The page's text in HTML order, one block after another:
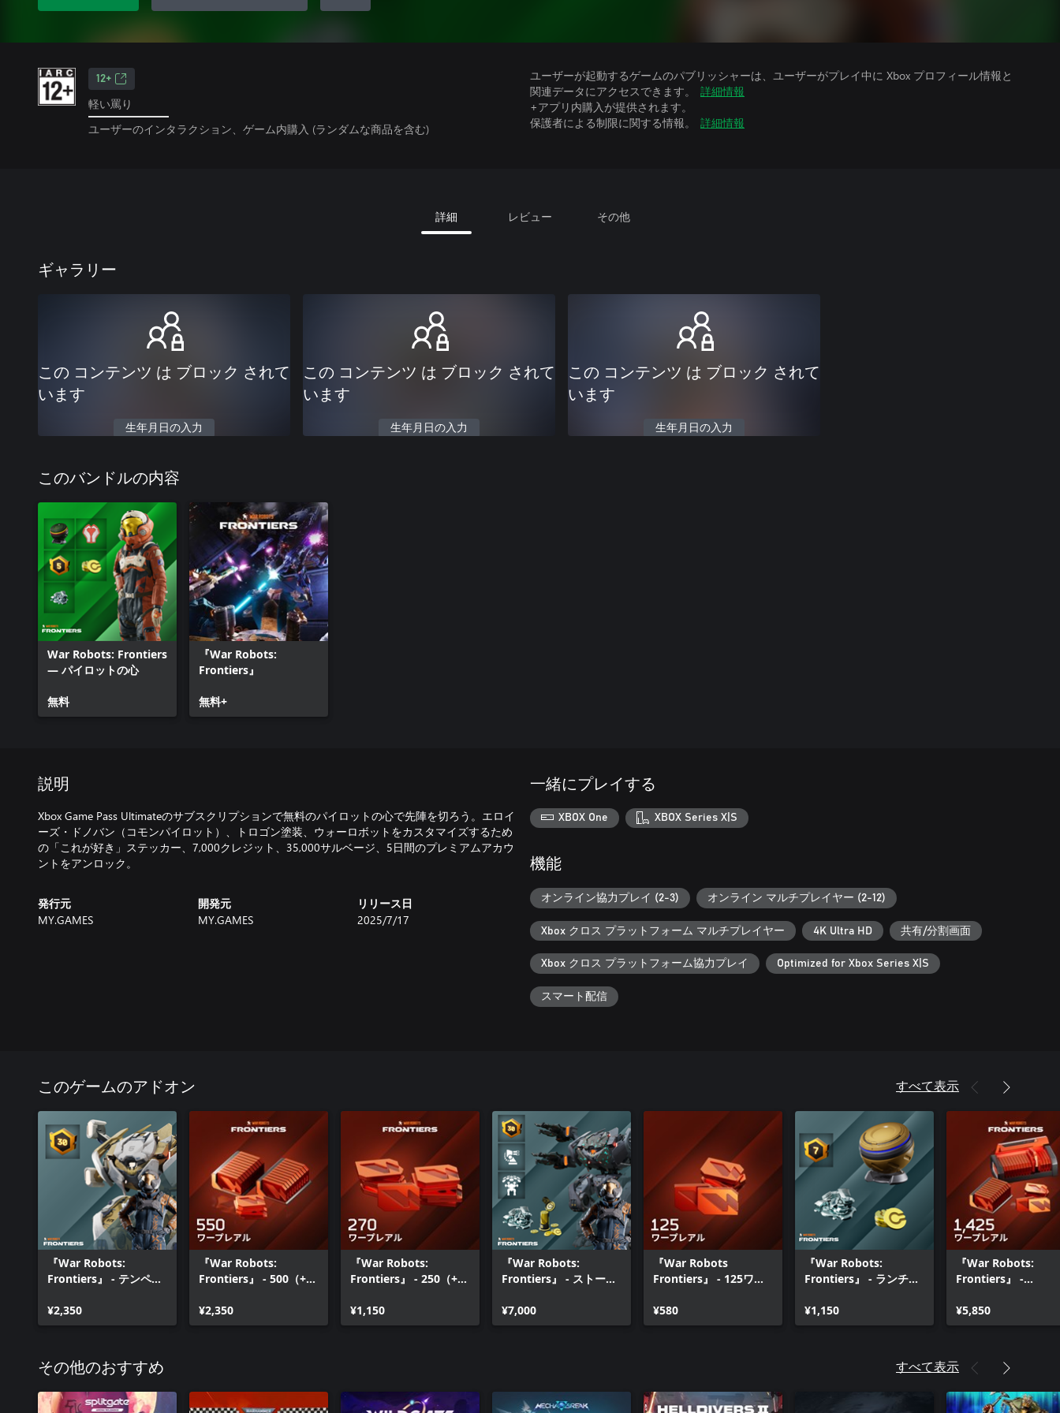
12+
軽い罵り
ユーザーのインタラクション、ゲーム内購入 (ランダムな商品を含む)
ユーザーが起動するゲームのパブリッシャーは、ユーザーがプレイ中に Xbox プロフィール情報と
関連データにアクセスできます。
詳細情報
+アプリ内購入が提供されます。
保護者による制限に関する情報。
詳細情報
詳細 レビュー その他
ギャラリー
この コンテンツ は ブロック されて
います
生年月日の入力
この コンテンツ は ブロック されて
います
生年月日の入力
この コンテンツ は ブロック されて
います
生年月日の入力
このバンドルの内容
War Robots: Frontiers
— パイロットの心
無料
『War Robots:
Frontiers』
無料+
説明
Xbox Game Pass Ultimateのサブスクリプションで無料のパイロットの心で先陣を切ろう。エロイ
ーズ・ドノバン（コモンパイロット）、トロゴン塗装、ウォーロボットをカスタマイズするため
の「これが好き」ステッカー、7,000クレジット、35,000サルベージ、5日間のプレミアムアカウ
ントをアンロック。
発行元
MY.GAMES
開発元
MY.GAMES
リリース日
2025/7/17
一緒にプレイする
XBOX One XBOX Series X|S
機能
オンライン協力プレイ (2-3) オンライン マルチプレイヤー (2-12)
Xbox クロス プラットフォーム マルチプレイヤー 4K Ultra HD 共有/分割画面
Xbox クロス プラットフォーム協力プレイ Optimized for Xbox Series X|S
スマート配信
このゲームのアドオン すべて表示
『War Robots:
Frontiers』 - テンペス
¥2,350
『War Robots:
Frontiers』 - 500（+50
アル
¥2,350
『War Robots:
Frontiers』 - 250（+20
アル
¥1,150
『War Robots:
Frontiers』 - ストーム
ル
¥7,000
『War Robots
Frontiers』 - 125ワー
¥580
『War Robots:
Frontiers』 - ランチュ
¥1,150
『War Robots:
Frontiers』 -
ス）ワープレアル
¥5,850
その他のおすすめ すべて表示